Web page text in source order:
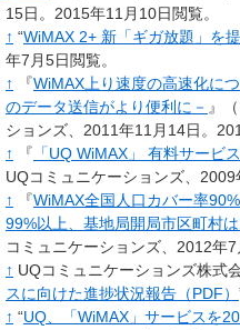
15日。 2015年11月10日閲覧。
↑ “WiMAX 2+ 新「ギガ放題」を
年7月5日閲覧。
↑
『WiMAX上り速度の高速化に
のデータ送信がより便利に－ 』
ションズ、2011年11月14日。
↑
『 「UQ WiMAX」 有料サービ
UQコミュニケーションズ、2009
↑
『WiMAX全国人口カバー率
99%以上、基地局開局市区町村
コミュニケーションズ、2012年7
↑ UQコミュニケーションズ株式
スに向けた進捗状況報告（PDF）
↑ “UQ、「WiMAX」サービスを